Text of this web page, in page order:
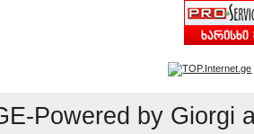
Powered by Giorgi